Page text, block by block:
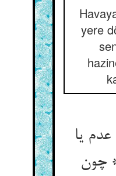
yere
یا
چون